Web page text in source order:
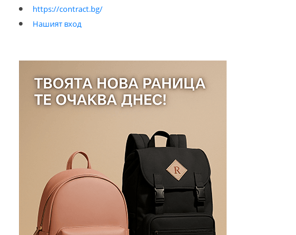
https://contract.bg/
Нашият вход